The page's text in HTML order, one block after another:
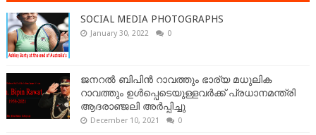
SOCIAL MEDIA PHOTOGRAPHS
January 30, 2022 0
ജനറല്‍ ബിപിന്‍ റാവത്തും ഭാര്യ മധുലിക
റാവത്തും ഉള്‍പ്പെടെയുള്ളവർക്ക് പ്രധാനമന്ത്രി
ആദരാഞ്ജലി അർപ്പിച്ചു
December 10, 2021 0